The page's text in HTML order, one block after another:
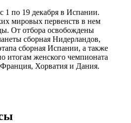
1 по 19 декабря в Испании.
мировых первенств в нем
От отбора освобождены
сборная Нидерландов,
сборная Испании, а также
итогам женского чемпионата
Хорватия и Дания.